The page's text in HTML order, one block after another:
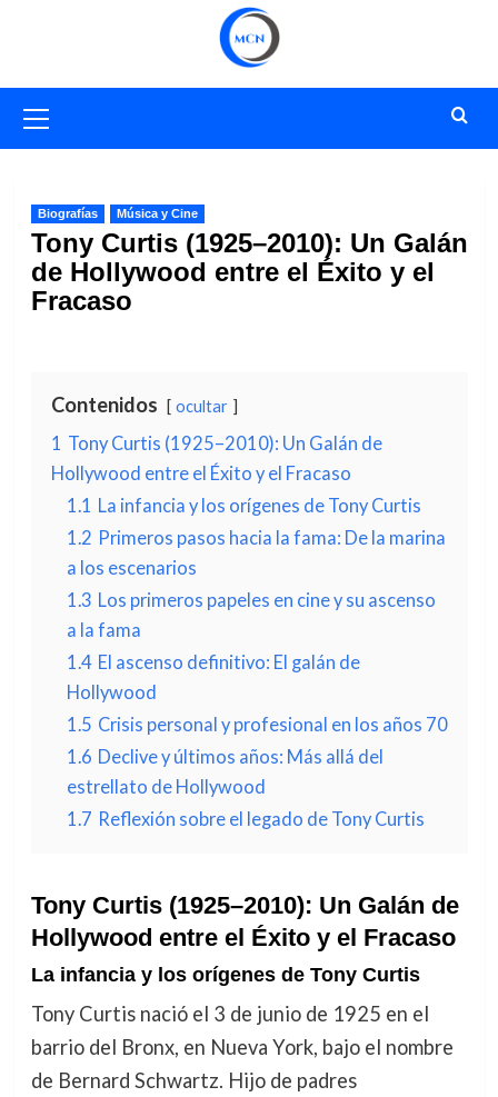
primario
Biografías Música y Cine
Tony Curtis (1925–2010): Un Galán
de Hollywood entre el Éxito y el
Fracaso
Contenidos ocultar
1 Tony Curtis (1925–2010): Un Galán de
Hollywood entre el Éxito y el Fracaso
1.1 La infancia y los orígenes de Tony Curtis
1.2 Primeros pasos hacia la fama: De la marina
a los escenarios
1.3 Los primeros papeles en cine y su ascenso
a la fama
1.4 El ascenso definitivo: El galán de
Hollywood
1.5 Crisis personal y profesional en los años 70
1.6 Declive y últimos años: Más allá del
estrellato de Hollywood
1.7 Reflexión sobre el legado de Tony Curtis
Tony Curtis (1925–2010): Un Galán de
Hollywood entre el Éxito y el Fracaso
La infancia y los orígenes de Tony Curtis
Tony Curtis nació el 3 de junio de 1925 en el
barrio del Bronx, en Nueva York, bajo el nombre
de Bernard Schwartz. Hijo de padres